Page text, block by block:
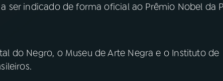
ser indicado de forma oficial ao Prêmio Nobel da
do Negro, o Museu de Arte Negra e o Instituto de